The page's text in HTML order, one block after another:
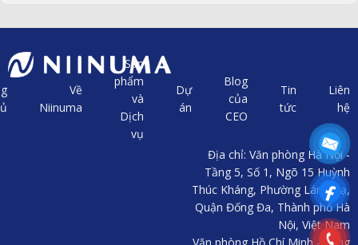
Về
Niinuma
Sản
phẩm
và
Dịch
vụ
Dự
án
Blog
của
CEO
Tin
tức
Liên
hệ
Địa chỉ: Văn phòng Hà Nội -
Tầng 5, Số 1, Ngõ 15 Huỳnh
Thúc Kháng, Phường Láng Hạ,
Quận Đống Đa, Thành phố Hà
Nội, Việt Nam